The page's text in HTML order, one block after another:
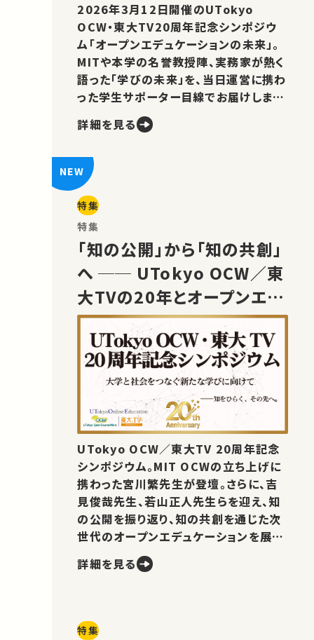
2026年3月12日開催のUTokyo
OCW・東大TV20周年記念シンポジウ
ム「オープンエデュケーションの未来」。
MITや本学の名誉教授陣、実務家が熱く
語った「学びの未来」を、当日運営に携わ
った学生サポーター目線でお届けしま
詳細を見る
特集
特集
「知の公開」から「知の共創」
へ ── UTokyo OCW／東
大TVの20年とオープンエデ
ュケーションの未来
UTokyo OCW／東大TV 20周年記念
シンポジウム。MIT OCWの立ち上げに
携わった宮川繁先生が登壇。さらに、吉
見俊哉先生、若山正人先生らを迎え、知
の公開を振り返り、知の共創を通じた次
世代のオープンエデュケーションを展望
詳細を見る
特集